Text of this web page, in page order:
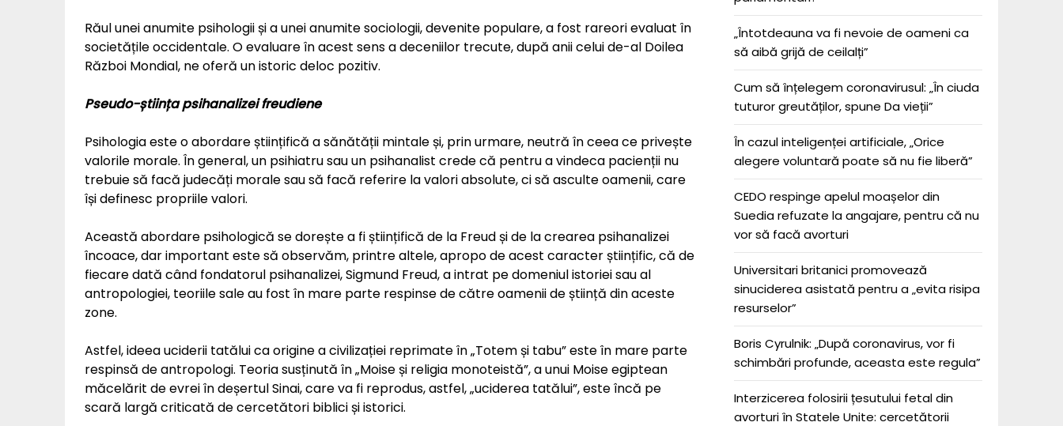
Răul unei anumite psihologii și a unei anumite sociologii, devenite populare, a fost rareori evaluat în
societățile occidentale. O evaluare în acest sens a deceniilor trecute, după anii celui de-al Doilea
Război Mondial, ne oferă un istoric deloc pozitiv.
Pseudo-știința psihanalizei freudiene
Psihologia este o abordare științifică a sănătății mintale și, prin urmare, neutră în ceea ce privește
valorile morale. În general, un psihiatru sau un psihanalist crede că pentru a vindeca pacienții nu
trebuie să facă judecăți morale sau să facă referire la valori absolute, ci să asculte oamenii, care
își definesc propriile valori.
Această abordare psihologică se dorește a fi științifică de la Freud și de la crearea psihanalizei
încoace, dar important este să observăm, printre altele, apropo de acest caracter științific, că de
fiecare dată când fondatorul psihanalizei, Sigmund Freud, a intrat pe domeniul istoriei sau al
antropologiei, teoriile sale au fost în mare parte respinse de către oamenii de știință din aceste
zone.
Astfel, ideea uciderii tatălui ca origine a civilizației reprimate în „Totem și tabu” este în mare parte
respinsă de antropologi. Teoria susținută în „Moise și religia monoteistă”, a unui Moise egiptean
măcelărit de evrei în deșertul Sinai, care va fi reprodus, astfel, „uciderea tatălui”, este încă pe
scară largă criticată de cercetători biblici și istorici.
„Întotdeauna va fi nevoie de oameni ca
să aibă grijă de ceilalți”
Cum să înțelegem coronavirusul: „În ciuda
tuturor greutăților, spune Da vieții”
În cazul inteligenței artificiale, „Orice
alegere voluntară poate să nu fie liberă”
CEDO respinge apelul moașelor din
Suedia refuzate la angajare, pentru că nu
vor să facă avorturi
Universitari britanici promovează
sinuciderea asistată pentru a „evita risipa
resurselor”
Boris Cyrulnik: „După coronavirus, vor fi
schimbări profunde, aceasta este regula”
Interzicerea folosirii țesutului fetal din
avorturi în Statele Unite: cercetătorii